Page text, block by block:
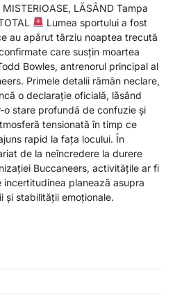
LĂSÂND Tampa
Lumea sportului a fost
au apărut târziu noaptea trecută
care susțin moartea
Bowles, antrenorul principal al
Primele detalii rămân neclare,
o declarație oficială, lăsând
o stare profundă de confuzie și
tensionată în timp ce
rapid la fața locului. În
de la neîncredere la durere
Buccaneers, activitățile ar fi
planează asupra
și stabilității emoționale.